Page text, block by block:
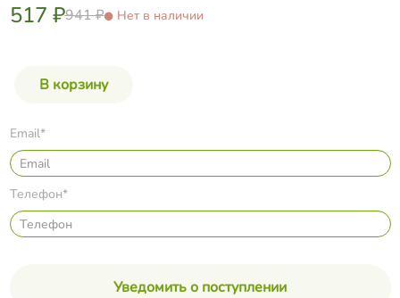
517 ₽941 ₽ Нет в наличии
Email*
Телефон*
Уведомить о поступлении